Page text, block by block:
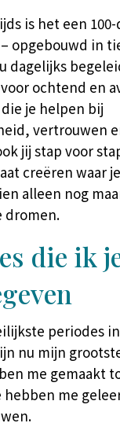
is het een
opgebouwd in
dagelijks
ochtend en
je helpen bij
vertrouwen
jij stap voor
creëren waar
alleen nog
dromen.
die ik
periodes
nu mijn
me gemaakt
hebben me